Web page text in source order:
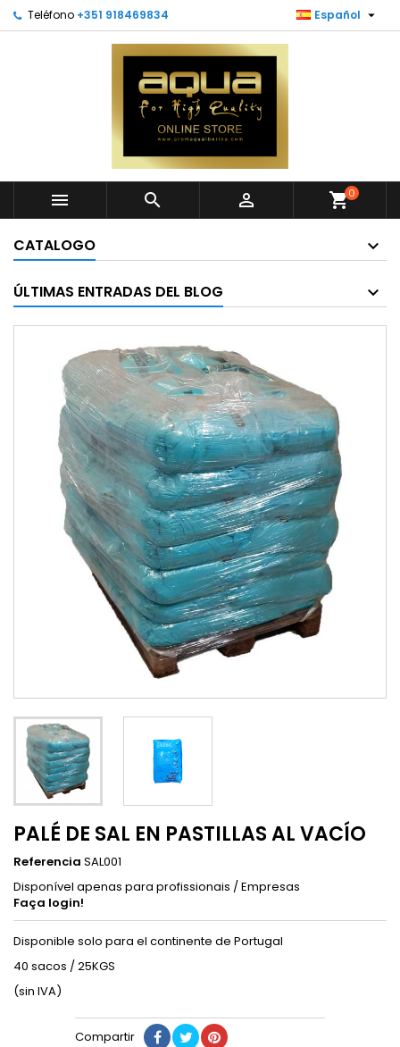
Teléfono +351 918469834 Español 
   shopping_cart0
CATALOGO
ÚLTIMAS ENTRADAS DEL BLOG
PALÉ DE SAL EN PASTILLAS AL VACÍO
Referencia SAL001
Disponível apenas para profissionais / Empresas
Faça login!
Disponible solo para el continente de Portugal
40 sacos / 25KGS
(sin IVA)
Compartir